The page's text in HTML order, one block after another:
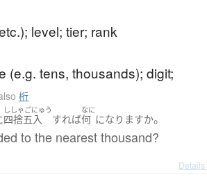
level; tier; rank
(e.g. tens, thousands); digit;
桁
ししゃごにゅう
四捨五入 すれば
なに
何 になりますか。
to the nearest thousand?
Details